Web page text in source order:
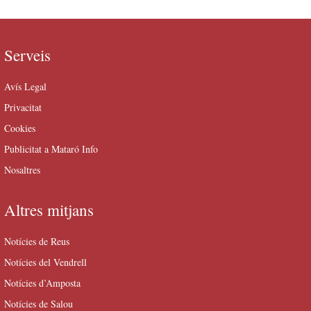
Serveis
Avís Legal
Privacitat
Cookies
Publicitat a Mataró Info
Nosaltres
Altres mitjans
Notícies de Reus
Notícies del Vendrell
Notícies d’Amposta
Notícies de Salou